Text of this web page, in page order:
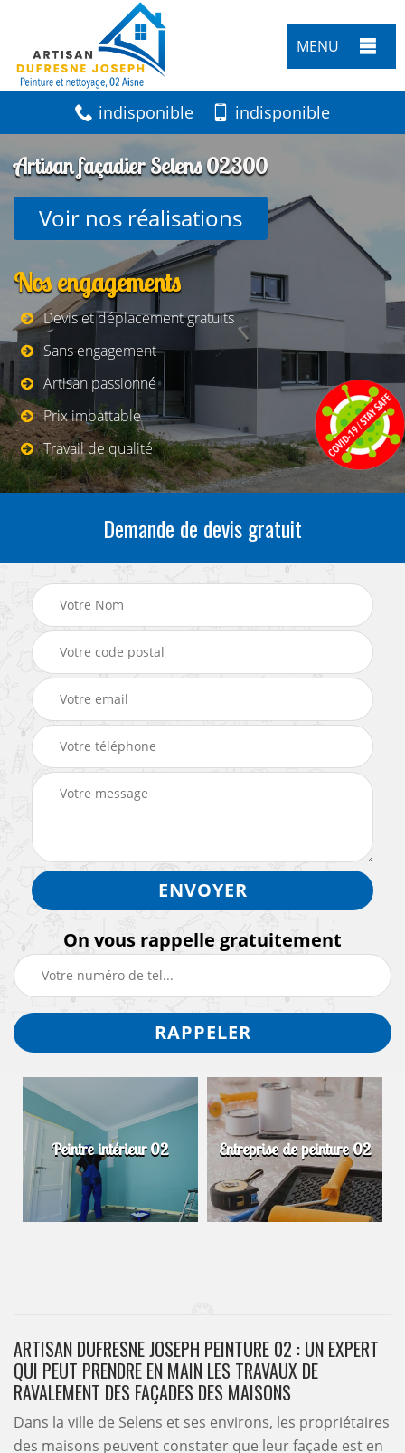
MENU
indisponible indisponible
Artisan façadier Selens 02300
Voir nos réalisations
Nos engagements
Devis et déplacement gratuits
Sans engagement
Artisan passionné
Prix imbattable
Travail de qualité
Demande de devis gratuit
On vous rappelle gratuitement
Peintre intérieur 02 Entreprise de peinture 02
ARTISAN DUFRESNE JOSEPH PEINTURE 02 : UN EXPERT
QUI PEUT PRENDRE EN MAIN LES TRAVAUX DE
RAVALEMENT DES FAÇADES DES MAISONS
Dans la ville de Selens et ses environs, les propriétaires
des maisons peuvent constater que leur façade est en